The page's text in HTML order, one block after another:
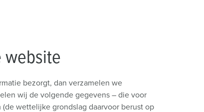
website
bezorgt, dan verzamelen we
wij de volgende gegevens – die voor
wettelijke grondslag daarvoor berust op